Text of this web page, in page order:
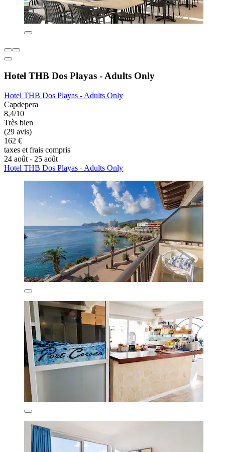
Hotel THB Dos Playas - Adults Only
Hotel THB Dos Playas - Adults Only
Capdepera
8,4/10
Très bien
(29 avis)
162 €
taxes et frais compris
24 août - 25 août
Hotel THB Dos Playas - Adults Only